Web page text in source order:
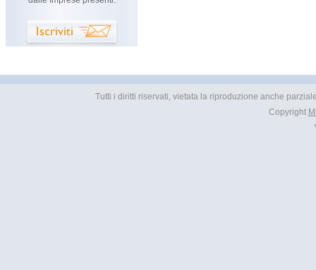
Tutti i diritti riservati, vietata la riproduzione anche
Copyright